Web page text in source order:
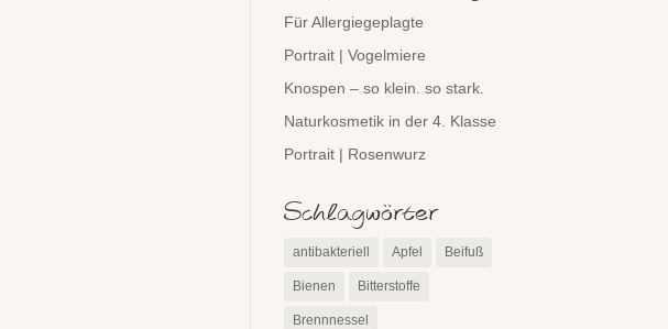
Für Allergiegeplagte
Portrait | Vogelmiere
Knospen – so klein. so stark.
Naturkosmetik in der 4. Klasse
Portrait | Rosenwurz
Schlagwörter
antibakteriell Apfel Beifuß
Bienen Bitterstoffe
Brennnessel